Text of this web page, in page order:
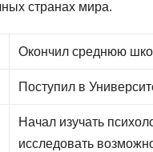
странах мира.
Окончил среднюю
Поступил в
Начал изучать
исследовать